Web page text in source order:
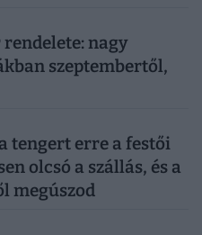
nagy
szeptembertől,
tengert erre a festői
olcsó a szállás, és a
megúszod